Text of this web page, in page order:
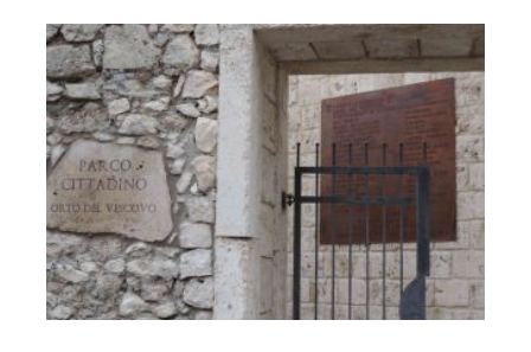
Parco Cittadino "Orto del Vescovo" "Caduti di Nassirya"